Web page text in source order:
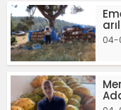
04-